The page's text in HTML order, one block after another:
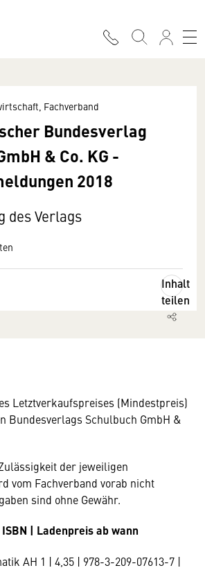
Fachverband
Bundesverlag
& Co. KG -
2018
des Verlags
Inhalt
teilen
Letztverkaufspreises (Mindestpreis)
Bundesverlags Schulbuch GmbH &
der jeweiligen
vom Fachverband vorab nicht
sind ohne Gewähr.
| Ladenpreis ab wann
AH 1 | 4,35 | 978-3-209-07613-7 |